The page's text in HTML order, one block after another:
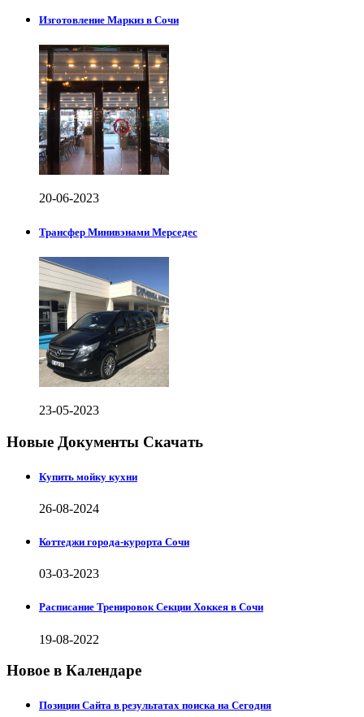
Изготовление Маркиз в Сочи
20-06-2023
Трансфер Минивэнами Мерседес
23-05-2023
Новые Документы Скачать
Купить мойку кухни
26-08-2024
Коттеджи города-курорта Сочи
03-03-2023
Расписание Тренировок Секции Хоккея в Сочи
19-08-2022
Новое в Календаре
Позиции Сайта в результатах поиска на Сегодня